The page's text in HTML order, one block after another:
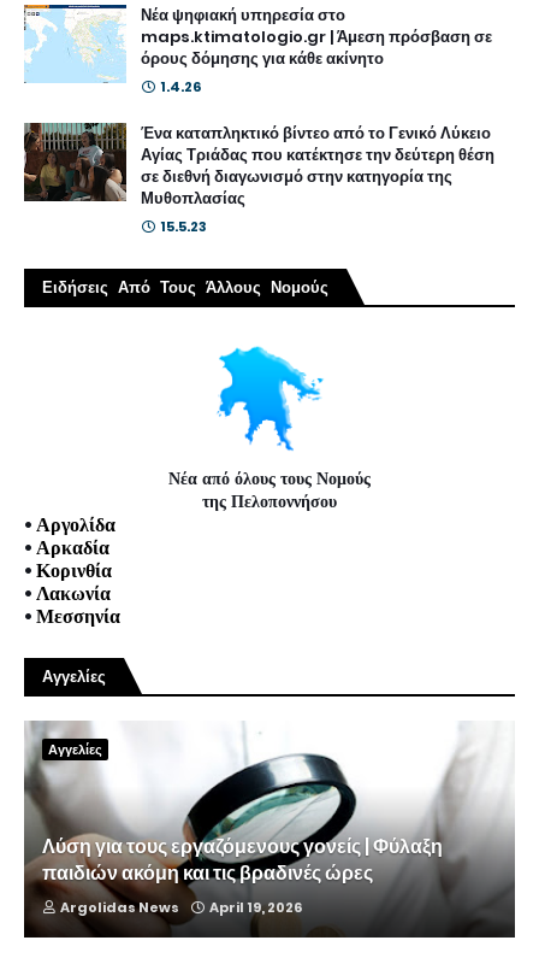
Νέα ψηφιακή υπηρεσία στο
maps.ktimatologio.gr | Άμεση πρόσβαση σε
όρους δόμησης για κάθε ακίνητο
1.4.26
Ένα καταπληκτικό βίντεο από το Γενικό Λύκειο
Αγίας Τριάδας που κατέκτησε την δεύτερη θέση
σε διεθνή διαγωνισμό στην κατηγορία της
Μυθοπλασίας
15.5.23
Ειδήσεις Από Τους Άλλους Νομούς
Νέα από όλους τους Νομούς
της Πελοποννήσου
• Αργολίδα
• Αρκαδία
• Κορινθία
• Λακωνία
• Μεσσηνία
Αγγελίες
Αγγελίες
Λύση για τους εργαζόμενους γονείς | Φύλαξη
παιδιών ακόμη και τις βραδινές ώρες
Argolidas News April 19, 2026